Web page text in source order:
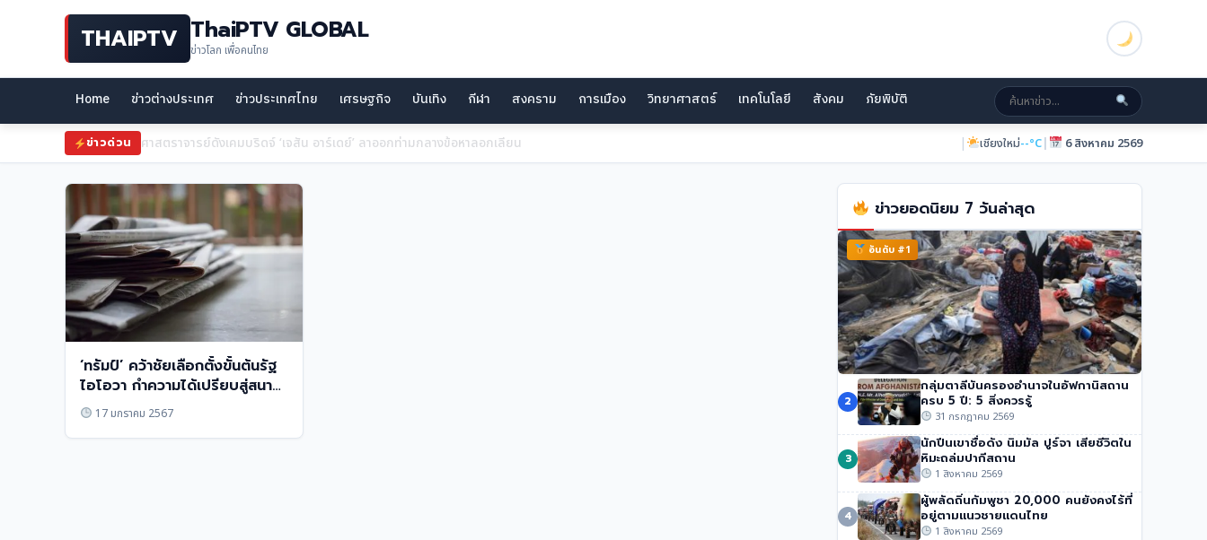
THAIPTV ThaiPTV GLOBAL
ข่าวโลก เพื่อคนไทย
Home ข่าวต่างประเทศ ข่าวประเทศไทย เศรษฐกิจ บันเทิง กีฬา สงคราม การเมือง วิทยาศาสตร์ เทคโนโลยี สังคม ภัยพิบัติ
ข่าวด่วน ศาสตราจารย์ดังเคมบริดจ์ ‘เจสัน อาร์เดย์’ ลาออกท่ามกลางข้อหาลอกเลียน | เชียงใหม่--°C| 6 สิงหาคม 2569
‘ทรัมป์’ คว้าชัยเลือกตั้งขั้นต้นรัฐ
ไอโอวา กำความได้เปรียบสู่สนาม
ต่อไป
17 มกราคม 2567
ข่าวยอดนิยม 7 วันล่าสุด
อันดับ #1
ทรัมป์เผย ‘Board of Peace’ บรรลุข้อตกลง
ปลดอาวุธฮามาส
299 วิว• 31 กรกฎาคม 2569
2
กลุ่มตาลีบันครองอำนาจในอัฟกานิสถาน
ครบ 5 ปี: 5 สิ่งควรรู้
31 กรกฎาคม 2569
3
นักปีนเขาชื่อดัง นิมมัล ปูร์จา เสียชีวิตใน
หิมะถล่มปากีสถาน
1 สิงหาคม 2569
4
ผู้พลัดถิ่นกัมพูชา 20,000 คนยังคงไร้ที่
อยู่ตามแนวชายแดนไทย
1 สิงหาคม 2569